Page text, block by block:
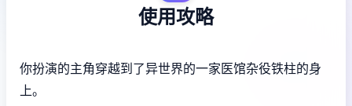
使用攻略
你扮演的主角穿越到了异世界的一家医馆杂役铁柱的身
上。